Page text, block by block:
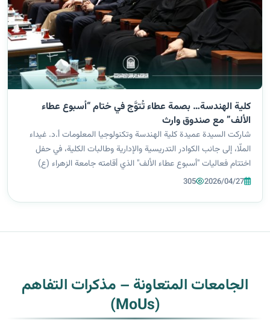
كلية الهندسة… بصمة عطاء تُتوَّج في ختام “أسبوع عطاء
الألف” مع صندوق وارث
شاركت السيدة عميدة كلية الهندسة وتكنولوجيا المعلومات أ.د. غيداء
الملّا، إلى جانب الكوادر التدريسية والإدارية وطالبات الكلية، في حفل
اختتام فعاليات "أسبوع عطاء الألف" الذي أقامته جامعة الزهراء (ع)
للبنات برعاية الأمانة العامة للعتبة الحسينية المقدسة، وبإشراف ال...
2026/04/27
305
الجامعات المتعاونة – مذكرات التفاهم
(MoUs)